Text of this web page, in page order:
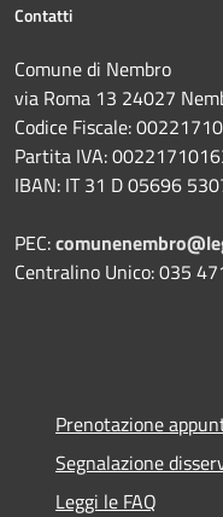
Contatti
Comune di Nembro
via Roma 13 24027
Codice Fiscale:
Partita IVA:
IBAN: IT 31 D 05696
PEC:
Centralino Unico: 035
Prenotazione
Segnalazione
Leggi le FAQ